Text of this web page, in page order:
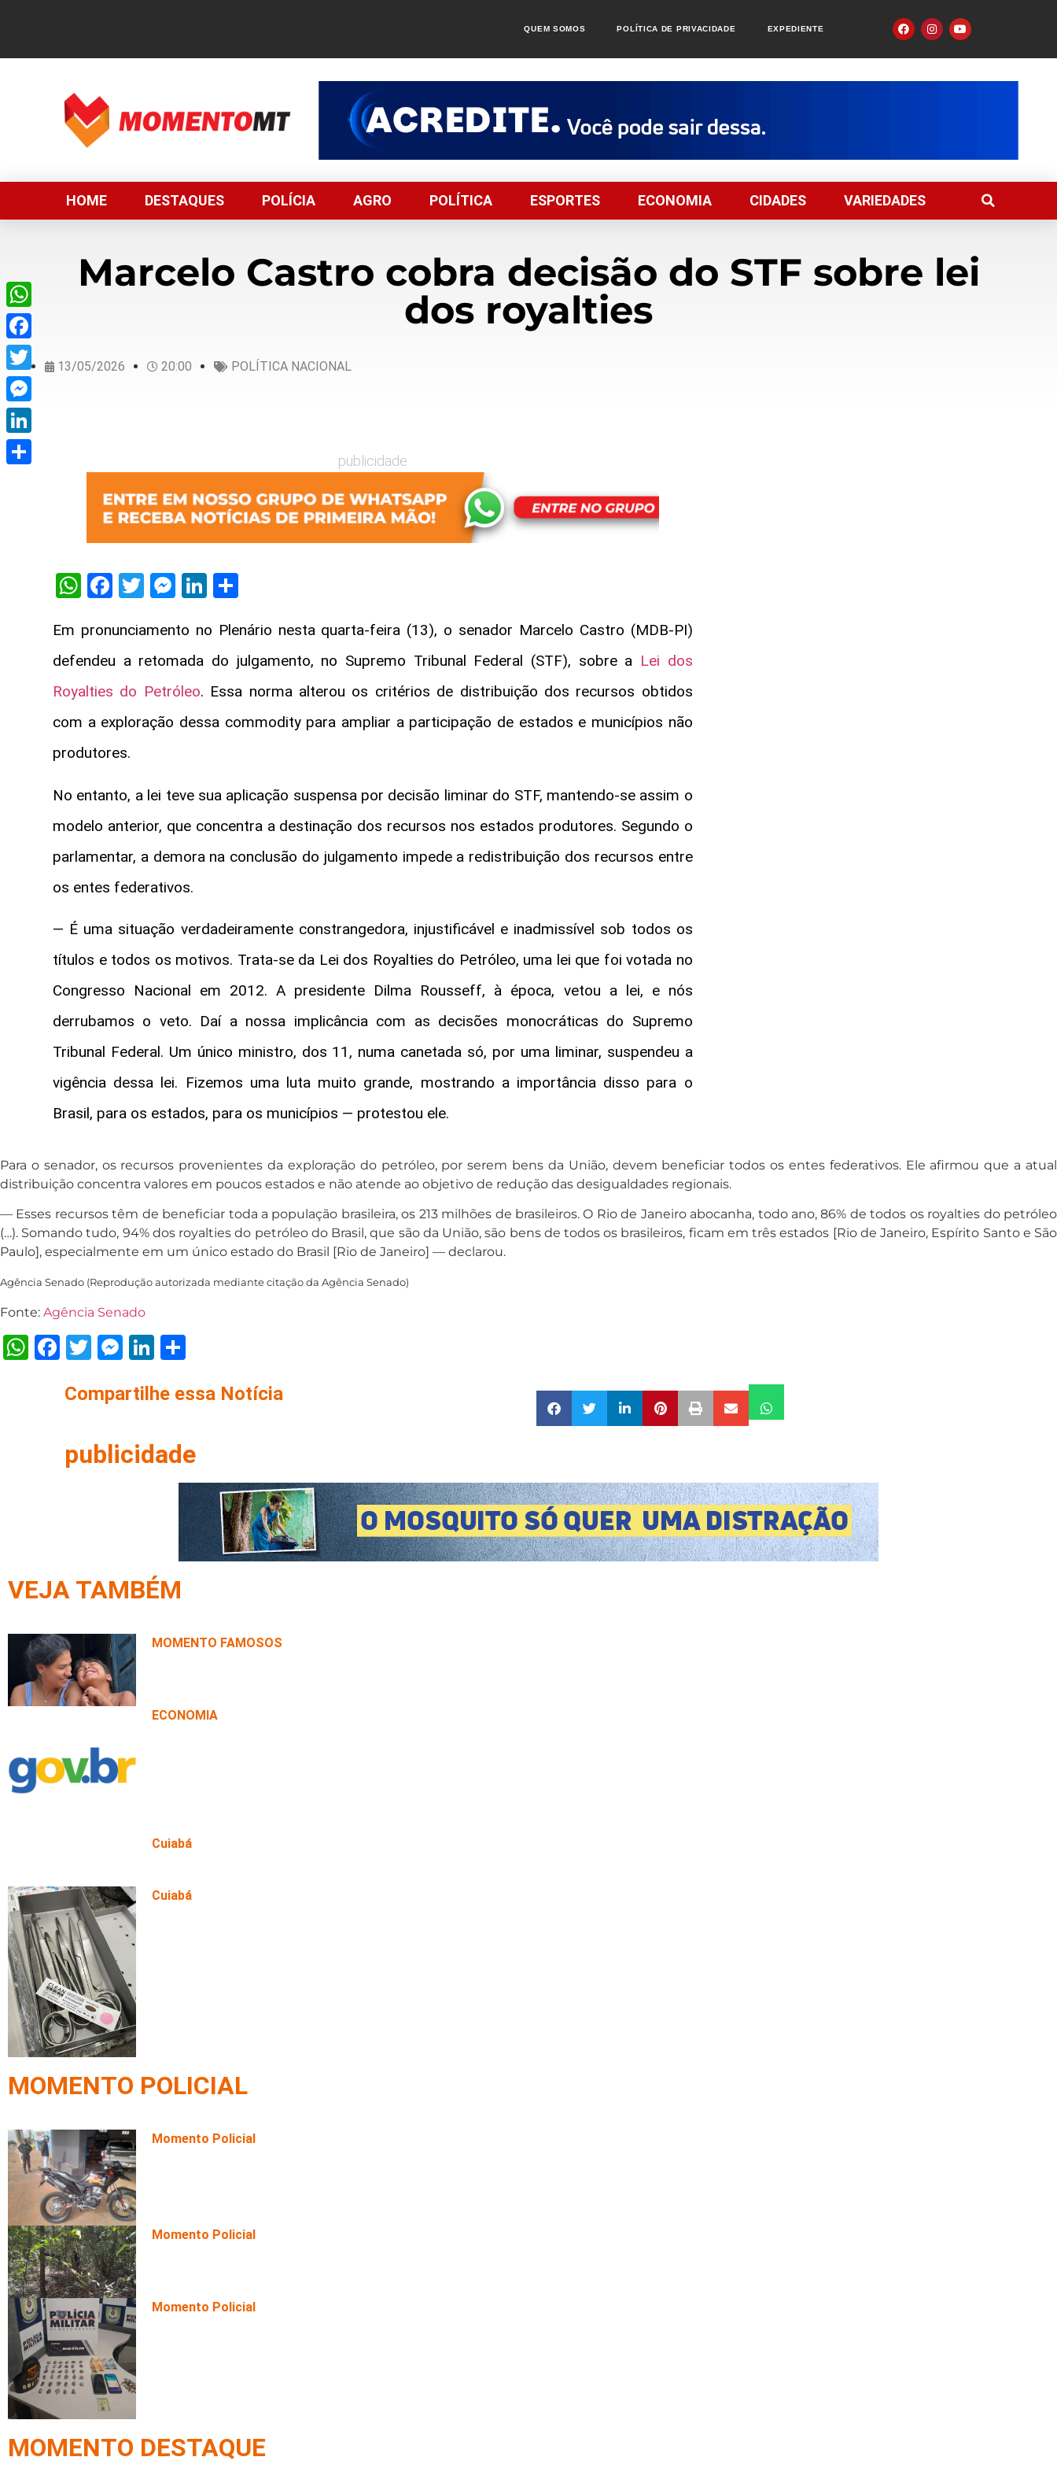
QUEM SOMOS POLÍTICA DE PRIVACIDADE EXPEDIENTE
HOME DESTAQUES POLÍCIA AGRO POLÍTICA ESPORTES ECONOMIA CIDADES VARIEDADES
Marcelo Castro cobra decisão do STF sobre lei
dos royalties
13/05/2026 20:00 POLÍTICA NACIONAL
publicidade
WhatsApp
Facebook
TwitterMessenger
LinkedIn
Em pronunciamento no Plenário nesta quarta-feira (13), o senador Marcelo Castro (MDB-PI)
defendeu a retomada do julgamento, no Supremo Tribunal Federal (STF), sobre a Lei dos
Royalties do Petróleo. Essa norma alterou os critérios de distribuição dos recursos obtidos
com a exploração dessa commodity para ampliar a participação de estados e municípios não
produtores.
No entanto, a lei teve sua aplicação suspensa por decisão liminar do STF, mantendo-se assim o
modelo anterior, que concentra a destinação dos recursos nos estados produtores. Segundo o
parlamentar, a demora na conclusão do julgamento impede a redistribuição dos recursos entre
os entes federativos.
— É uma situação verdadeiramente constrangedora, injustificável e inadmissível sob todos os
títulos e todos os motivos. Trata-se da Lei dos Royalties do Petróleo, uma lei que foi votada no
Congresso Nacional em 2012. A presidente Dilma Rousseff, à época, vetou a lei, e nós
derrubamos o veto. Daí a nossa implicância com as decisões monocráticas do Supremo
Tribunal Federal. Um único ministro, dos 11, numa canetada só, por uma liminar, suspendeu a
vigência dessa lei. Fizemos uma luta muito grande, mostrando a importância disso para o
Brasil, para os estados, para os municípios — protestou ele.
Para o senador, os recursos provenientes da exploração do petróleo, por serem bens da União, devem beneficiar todos os entes federativos. Ele afirmou que a atual
distribuição concentra valores em poucos estados e não atende ao objetivo de redução das desigualdades regionais.
— Esses recursos têm de beneficiar toda a população brasileira, os 213 milhões de brasileiros. O Rio de Janeiro abocanha, todo ano, 86% de todos os royalties do petróleo
(…). Somando tudo, 94% dos royalties do petróleo do Brasil, que são da União, são bens de todos os brasileiros, ficam em três estados [Rio de Janeiro, Espírito Santo e São
Paulo], especialmente em um único estado do Brasil [Rio de Janeiro] — declarou.
Agência Senado (Reprodução autorizada mediante citação da Agência Senado)
Fonte: Agência Senado
WhatsApp
Facebook
Twitter
Messenger
LinkedIn
Compartilhe essa Notícia
publicidade
VEJA TAMBÉM
MOMENTO FAMOSOS
ECONOMIA
Cuiabá
Cuiabá
MOMENTO POLICIAL
Momento Policial
Momento Policial
Momento Policial
MOMENTO DESTAQUE
WhatsApp
Facebook
Twitter
Messenger
LinkedIn